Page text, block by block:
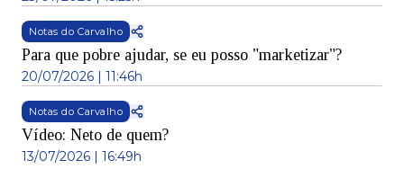
Notas do Carvalho
Para que pobre ajudar, se eu posso "marketizar"?
20/07/2026 | 11:46h
Notas do Carvalho
Vídeo: Neto de quem?
13/07/2026 | 16:49h